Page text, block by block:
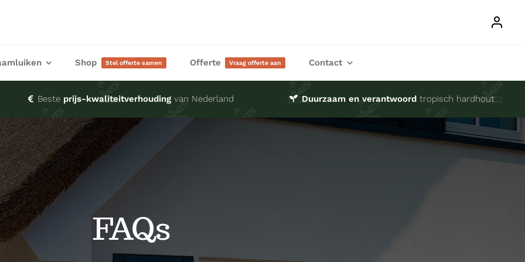
Shop Stel offerte samen Offerte Vraag offerte aan Contact
Beste prijs-kwaliteitverhoudingvan Nederland Duurzaam en verantwoordtropisch hardhout
FAQs